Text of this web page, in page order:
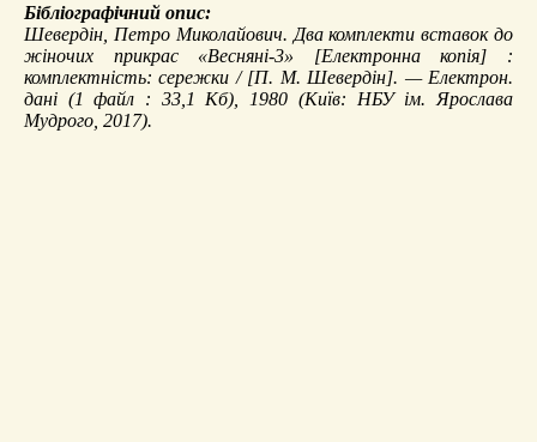
Бібліографічний опис:
Шевердін, Петро Миколайович. Два комплекти вставок до
жіночих прикрас «Весняні-3» [Електронна копія] :
комплектність: сережки / [П. М. Шевердін]. — Електрон.
дані (1 файл : 33,1 Кб), 1980 (Київ: НБУ ім. Ярослава
Мудрого, 2017).